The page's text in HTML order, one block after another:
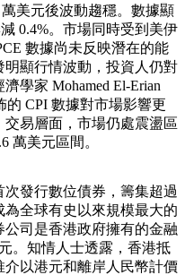
美元後波動趨穩。數據顯
0.4%。市場同時受到美伊
數據尚未反映潛在的能
顯行情波動，投資人仍對
學家 Mohamed El-Erian
的 CPI 數據對市場影響更
易層面，市場仍處震盪區
萬美元區間。
發行數位債券，籌集超過
為全球有史以來規模最大的
司是香港政府擁有的金融
。知情人士透露，香港抵
以港元和離岸人民幣計價